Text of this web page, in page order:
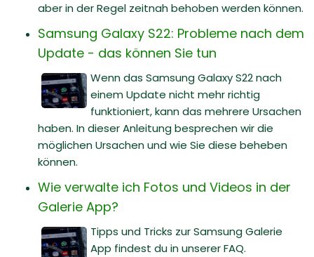
aber in der Regel zeitnah behoben werden können.
Samsung Galaxy S22: Probleme nach dem
Update - das können Sie tun
Wenn das Samsung Galaxy S22 nach
einem Update nicht mehr richtig
funktioniert, kann das mehrere Ursachen
haben. In dieser Anleitung besprechen wir die
möglichen Ursachen und wie Sie diese beheben
können.
Wie verwalte ich Fotos und Videos in der
Galerie App?
Tipps und Tricks zur Samsung Galerie
App findest du in unserer FAQ.